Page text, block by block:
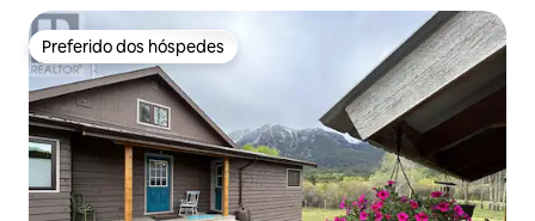
Preferido dos hóspedes
Preferido dos hóspedes